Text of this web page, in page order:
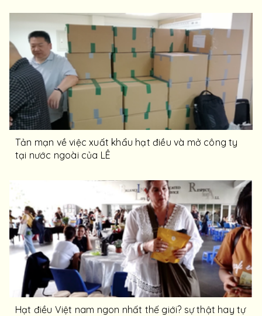
Tản mạn về việc xuất khẩu hạt điều và mở công ty
tại nước ngoài của LÊ
Hạt điều Việt nam ngon nhất thế giới? sự thật hay tự